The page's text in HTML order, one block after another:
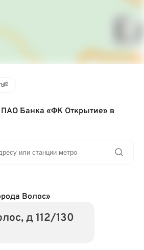
62
Банка «ФК Открытие» в
Волос»
д 112/130